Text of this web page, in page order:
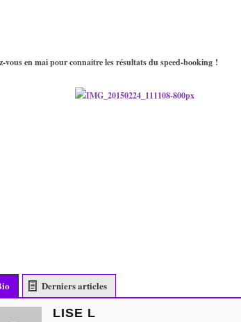
vous en mai pour connaitre les résultats du speed-booking !
Derniers articles
LISE L